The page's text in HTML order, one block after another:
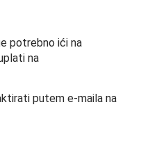
potrebno ići na
na
putem e-maila na